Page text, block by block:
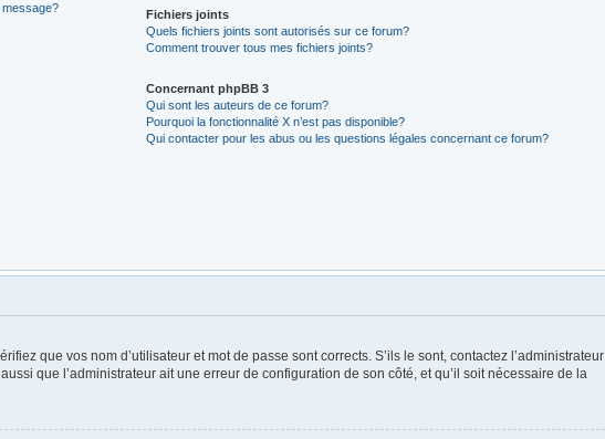
message?
Fichiers joints
Quels fichiers joints sont autorisés sur ce forum?
Comment trouver tous mes fichiers joints?
Concernant phpBB 3
Qui sont les auteurs de ce forum?
Pourquoi la fonctionnalité X n’est pas disponible?
Qui contacter pour les abus ou les questions légales concernant ce forum?
que vos nom d’utilisateur et mot de passe sont corrects. S’ils le sont, contactez l’administrateur
que l’administrateur ait une erreur de configuration de son côté, et qu’il soit nécessaire de la